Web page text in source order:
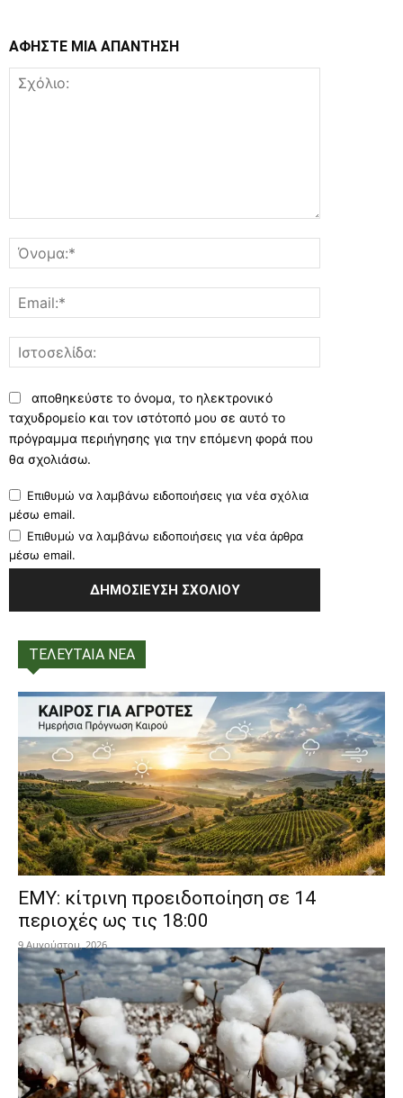
ΑΦΗΣΤΕ ΜΙΑ ΑΠΑΝΤΗΣΗ
αποθηκεύστε το όνομα, το ηλεκτρονικό
ταχυδρομείο και τον ιστότοπό μου σε αυτό το
πρόγραμμα περιήγησης για την επόμενη φορά που
θα σχολιάσω.
Επιθυμώ να λαμβάνω ειδοποιήσεις για νέα σχόλια
μέσω email.
Επιθυμώ να λαμβάνω ειδοποιήσεις για νέα άρθρα
μέσω email.
ΤΕΛΕΥΤΑΙΑ ΝΕΑ
ΕΜΥ: κίτρινη προειδοποίηση σε 14
περιοχές ως τις 18:00
9 Αυγούστου, 2026